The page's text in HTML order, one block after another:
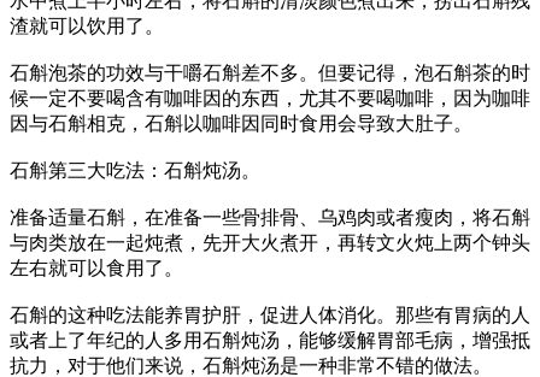
渣就可以饮用了。
石斛泡茶的功效与干嚼石斛差不多。但要记得，泡石斛茶的时
候一定不要喝含有咖啡因的东西，尤其不要喝咖啡，因为咖啡
因与石斛相克，石斛以咖啡因同时食用会导致大肚子。
石斛第三大吃法：石斛炖汤。
准备适量石斛，在准备一些骨排骨、乌鸡肉或者瘦肉，将石斛
与肉类放在一起炖煮，先开大火煮开，再转文火炖上两个钟头
左右就可以食用了。
石斛的这种吃法能养胃护肝，促进人体消化。那些有胃病的人
或者上了年纪的人多用石斛炖汤，能够缓解胃部毛病，增强抵
抗力，对于他们来说，石斛炖汤是一种非常不错的做法。